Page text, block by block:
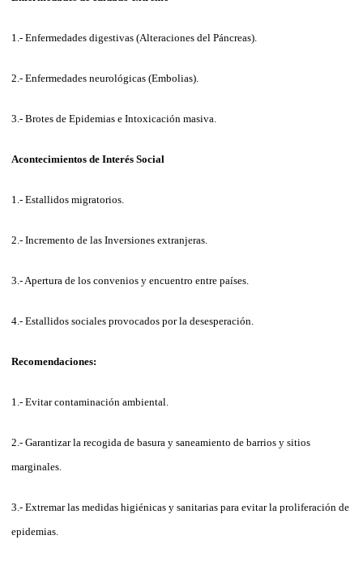
1.- Enfermedades digestivas (Alteraciones del Páncreas).
2.- Enfermedades neurológicas (Embolias).
3.- Brotes de Epidemias e Intoxicación masiva.
Acontecimientos de Interés Social
1.- Estallidos migratorios.
2.- Incremento de las Inversiones extranjeras.
3.- Apertura de los convenios y encuentro entre países.
4.- Estallidos sociales provocados por la desesperación.
Recomendaciones:
1.- Evitar contaminación ambiental.
2.- Garantizar la recogida de basura y saneamiento de barrios y sitios
marginales.
3.- Extremar las medidas higiénicas y sanitarias para evitar la proliferación de
epidemias.